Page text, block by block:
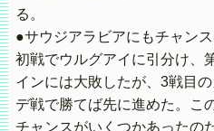
る。
●サウジアラビアにもチャンス
初戦でウルグアイに引分け、
インには大敗したが、3戦目
デ戦で勝てば先に進めた。こ
チャンスがいくつかあったの